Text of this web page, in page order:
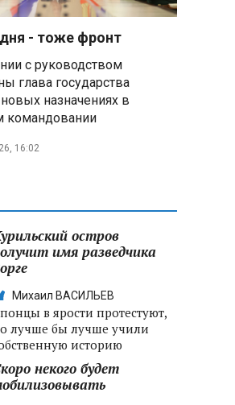
- тоже фронт
с руководством
глава государства
назначениях в
командовании
16:02
остров
имя разведчика
Михаил ВАСИЛЬЕВ
в ярости протестуют,
лучше бы лучше учили
историю
некого будет